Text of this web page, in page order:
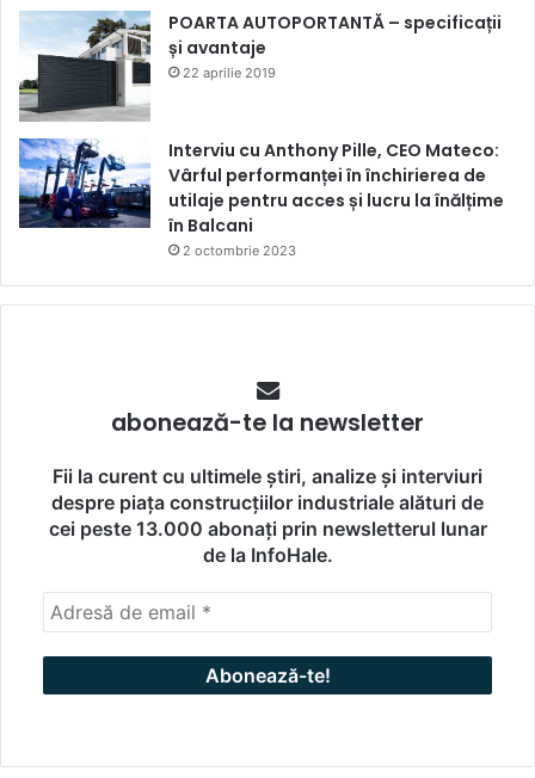
POARTA AUTOPORTANTĂ – specificații
și avantaje
22 aprilie 2019
Interviu cu Anthony Pille, CEO Mateco:
Vârful performanței în închirierea de
utilaje pentru acces și lucru la înălțime
în Balcani
2 octombrie 2023
abonează-te la newsletter
Fii la curent cu ultimele știri, analize și interviuri
despre piața construcțiilor industriale alături de
cei peste 13.000 abonați prin newsletterul lunar
de la InfoHale.